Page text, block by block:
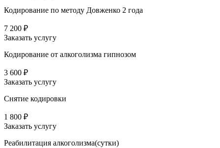
Кодирование по методу Довженко 2 года
7 200 ₽
Заказать услугу
Кодирование от алкоголизма гипнозом
3 600 ₽
Заказать услугу
Снятие кодировки
1 800 ₽
Заказать услугу
Реабилитация алкоголизма(cутки)